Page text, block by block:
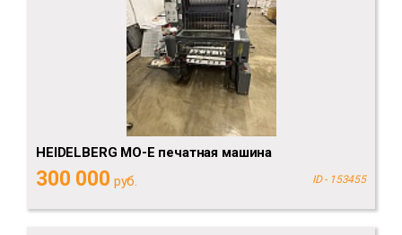
HEIDELBERG MO-E печатная машина
300 000 руб. ID - 153455